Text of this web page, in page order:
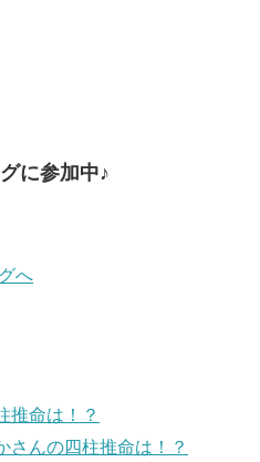
に参加中♪
推命は！？
さんの四柱推命は！？